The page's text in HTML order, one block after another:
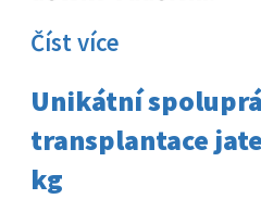
Číst více
Unikátní
transplantace
kg